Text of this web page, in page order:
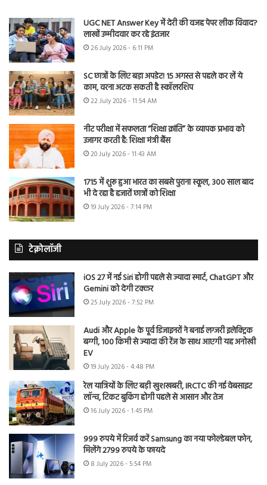
UGC NET Answer Key में देरी की वजह पेपर लीक विवाद?
लाखों उम्मीदवार कर रहे इंतजार
26 July 2026 - 6:11 PM
SC छात्रों के लिए बड़ा अपडेट! 15 अगस्त से पहले कर लें ये
काम, वरना अटक सकती है स्कॉलरशिप
22 July 2026 - 11:54 AM
नीट परीक्षा में सफलता “शिक्षा क्रांति” के व्यापक प्रभाव को
उजागर करती है: शिक्षा मंत्री बैंस
20 July 2026 - 11:43 AM
1715 में शुरू हुआ भारत का सबसे पुराना स्कूल, 300 साल बाद
भी दे रहा है हजारों छात्रों को शिक्षा
19 July 2026 - 7:14 PM
टेक्नोलॉजी
iOS 27 में नई Siri होगी पहले से ज्यादा स्मार्ट, ChatGPT और
Gemini को देगी टक्कर
25 July 2026 - 7:52 PM
Audi और Apple के पूर्व डिजाइनरों ने बनाई लग्जरी इलेक्ट्रिक
बग्गी, 100 किमी से ज्यादा की रेंज के साथ आएगी यह अनोखी
EV
19 July 2026 - 4:48 PM
रेल यात्रियों के लिए बड़ी खुशखबरी, IRCTC की नई वेबसाइट
लॉन्च, टिकट बुकिंग होगी पहले से आसान और तेज
16 July 2026 - 1:45 PM
999 रुपये में रिजर्व करें Samsung का नया फोल्डेबल फोन,
मिलेंगे 2799 रुपये के फायदे
8 July 2026 - 5:54 PM